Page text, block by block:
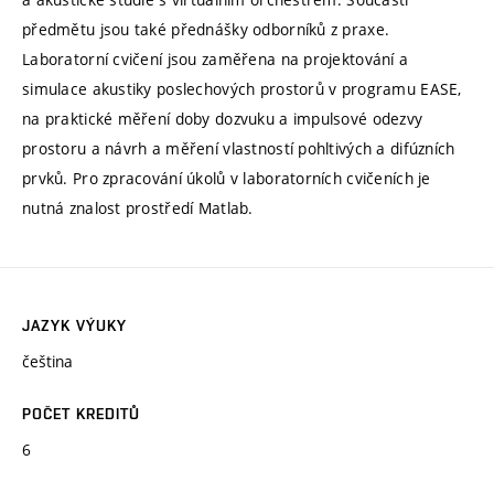
předmětu jsou také přednášky odborníků z praxe.
Laboratorní cvičení jsou zaměřena na projektování a
simulace akustiky poslechových prostorů v programu EASE,
na praktické měření doby dozvuku a impulsové odezvy
prostoru a návrh a měření vlastností pohltivých a difúzních
prvků. Pro zpracování úkolů v laboratorních cvičeních je
nutná znalost prostředí Matlab.
JAZYK VÝUKY
čeština
POČET KREDITŮ
6